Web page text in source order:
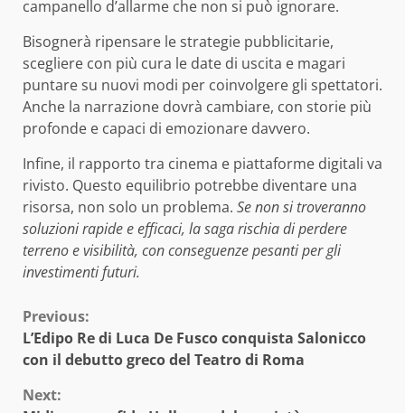
campanello d’allarme che non si può ignorare.
Bisognerà ripensare le strategie pubblicitarie,
scegliere con più cura le date di uscita e magari
puntare su nuovi modi per coinvolgere gli spettatori.
Anche la narrazione dovrà cambiare, con storie più
profonde e capaci di emozionare davvero.
Infine, il rapporto tra cinema e piattaforme digitali va
rivisto. Questo equilibrio potrebbe diventare una
risorsa, non solo un problema. Se non si troveranno
soluzioni rapide e efficaci, la saga rischia di perdere
terreno e visibilità, con conseguenze pesanti per gli
investimenti futuri.
Continue
Reading
Previous:
L’Edipo Re di Luca De Fusco conquista Salonicco
con il debutto greco del Teatro di Roma
Next: